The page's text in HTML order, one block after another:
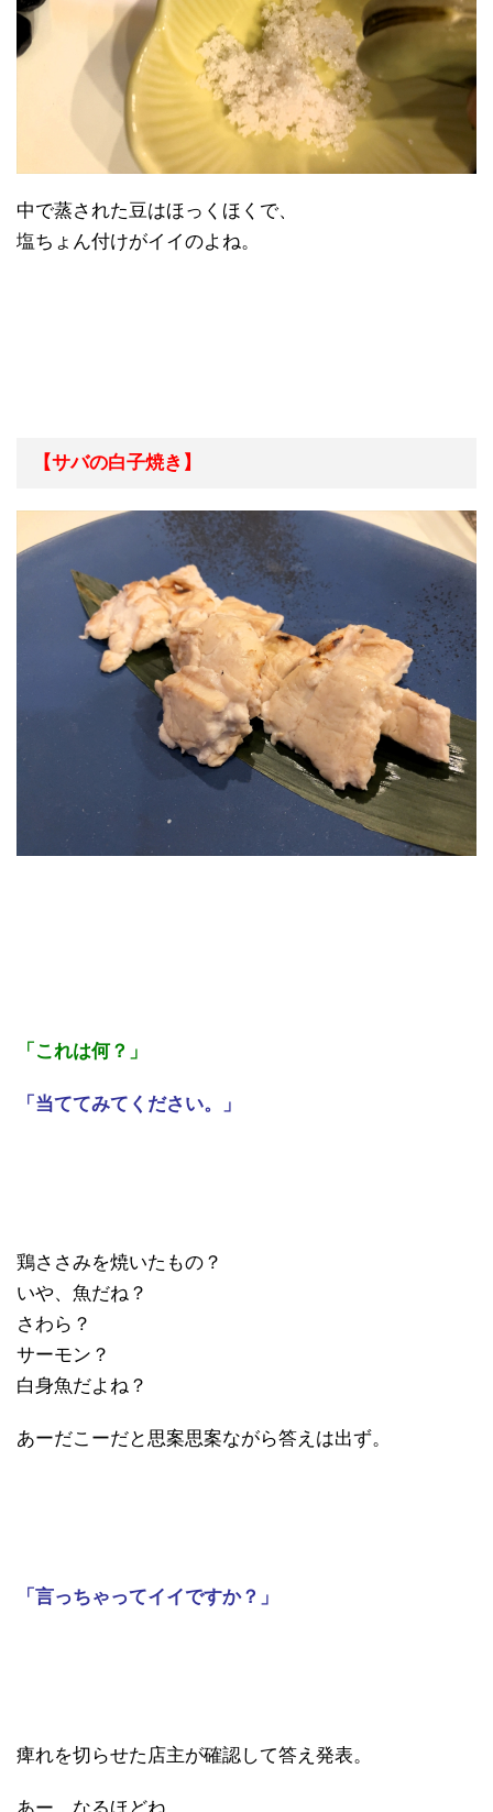
中で蒸された豆はほっくほくで、
塩ちょん付けがイイのよね。
【サバの白子焼き】
「これは何？」
「当ててみてください。」
鶏ささみを焼いたもの？
いや、魚だね？
さわら？
サーモン？
白身魚だよね？
あーだこーだと思案思案ながら答えは出ず。
「言っちゃってイイですか？」
痺れを切らせた店主が確認して答え発表。